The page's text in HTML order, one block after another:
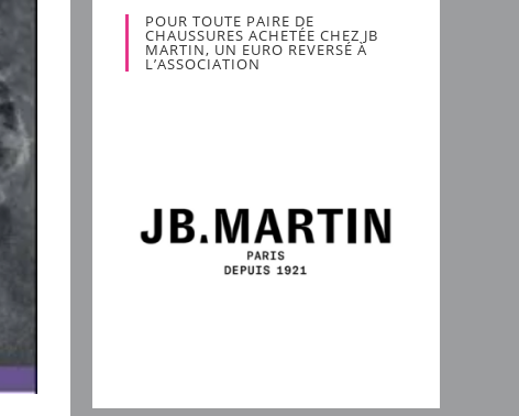
POUR TOUTE PAIRE DE
CHAUSSURES ACHETÉE CHEZ JB
MARTIN, UN EURO REVERSÉ À
L’ASSOCIATION